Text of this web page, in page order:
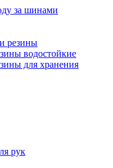
за шинами
резины
водостойкие
для хранения
рук